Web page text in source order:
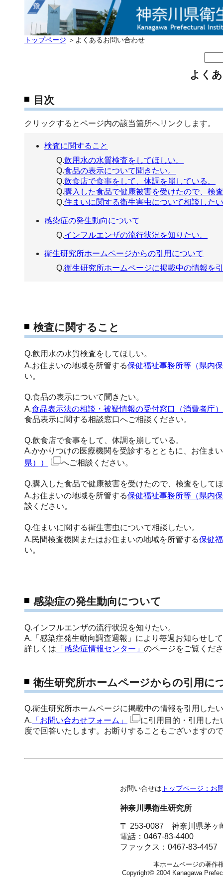
トップページ ＞よくあるお問い合わせ
よく
目次
クリックするとページ内の該当箇所へリンクします。
検査に関すること
Q.飲用水の水質検査をしてほしい。
Q.食品の表示について聞きたい。
Q.飲食店で食事をして、体調を崩している。
Q.購入した食品で健康被害を受けたので、検
Q.住まいに関する衛生害虫について相談した
感染症の発生動向について
Q.インフルエンザの流行状況を知りたい。
衛生研究所ホームページからの引用について
Q.衛生研究所ホームページに掲載中の情報を
検査に関すること
Q.飲用水の水質検査をしてほしい。
A.お住まいの地域を所管する保健福祉事務所等（県内
い。
Q.食品の表示について聞きたい。
A.食品表示法の相談・被疑情報の受付窓口（消費者庁）
食品表示に関する相談窓口へご相談ください。
Q.飲食店で食事をして、体調を崩している。
A.かかりつけの医療機関を受診するとともに、お住ま
県））
へご相談ください。
Q.購入した食品で健康被害を受けたので、検査をして
A.お住まいの地域を所管する保健福祉事務所等（県内
談ください。
Q.住まいに関する衛生害虫について相談したい。
A.民間検査機関またはお住まいの地域を所管する保健
い。
感染症の発生動向について
Q.インフルエンザの流行状況を知りたい。
A.「感染症発生動向調査週報」により毎週お知らせし
詳しくは 「感染症情報センター」 のページをご覧くだ
衛生研究所ホームページからの引用に
Q.衛生研究所ホームページに掲載中の情報を引用した
A. 「お問い合わせフォーム」
に引用目的・引用し
度で回答いたします。お断りすることもございますの
お問い合せは トップページ：お
神奈川県衛生研究所
〒 253-0087 神奈川県茅ヶ
電話：0467-83-4400
ファックス：0467-83-4457
本ホームページの著作
Copyright© 2004 Kanagawa